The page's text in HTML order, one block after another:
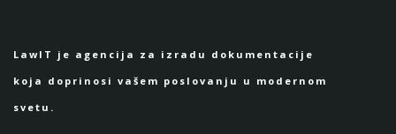
LawIT je agencija za izradu dokumentacije
koja doprinosi vašem poslovanju u modernom
svetu.